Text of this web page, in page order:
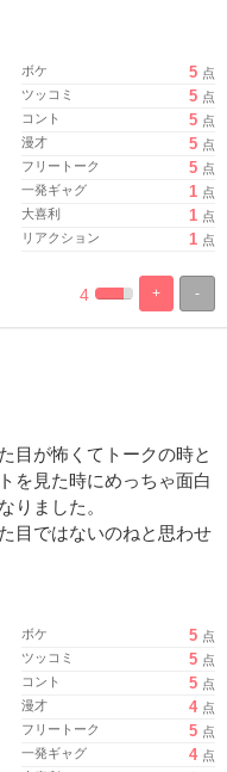
ボケ 5 点
ツッコミ
5 点
コント
5 点
漫才
5 点
フリートーク
5 点
一発ギャグ
1 点
大喜利
1 点
リアクション
1 点
-
+
% 100%
4
目が怖くてトークの時と
を見た時にめっちゃ面白
りました。
目ではないのねと思わせ
ボケ 5 点
ツッコミ
5 点
コント
5 点
漫才
4 点
フリートーク
5 点
一発ギャグ
4 点